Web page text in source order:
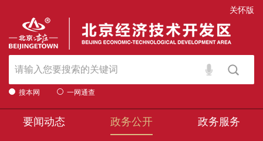
关怀版
搜本网 一网通查
要闻动态 政务公开 政务服务